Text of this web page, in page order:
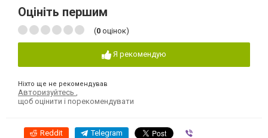
Оцініть першим
(0 оцінок)
Я рекомендую
Ніхто ще не рекомендував
Авторизуйтесь
щоб оцінити і порекомендувати
Reddit Telegram